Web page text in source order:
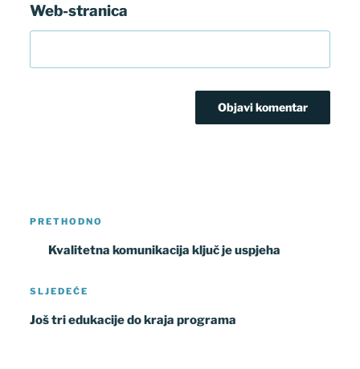
Web-stranica
Navigacija
objava
Prethodna
objava
PRETHODNO
Kvalitetna komunikacija ključ je uspjeha
Sljedeća
objava
SLJEDEĆE
Još tri edukacije do kraja programa